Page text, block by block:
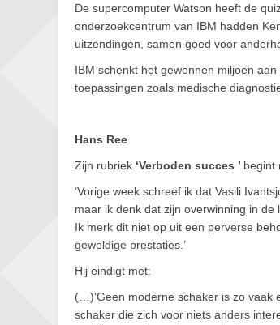
De supercomputer Watson heeft de
onderzoekcentrum van IBM hadden
uitzendingen, samen goed voor
IBM schenkt het gewonnen miljoen
toepassingen zoals medische
Hans Ree
Zijn rubriek ‘Verboden succes ’ begint
‘Vorige week schreef ik dat Vasili
maar ik denk dat zijn overwinning in
Ik merk dit niet op uit een perverse
geweldige prestaties.’
Hij eindigt met:
(…)‘Geen moderne schaker is zo vaak
schaker die zich voor niets anders